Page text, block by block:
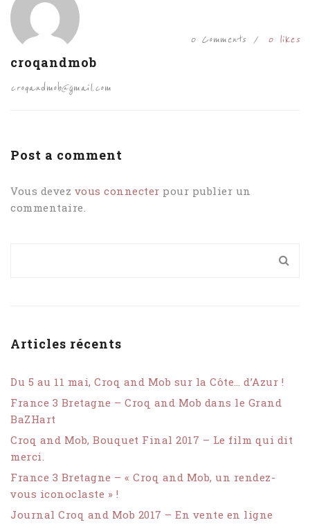
croqandmob
croqandmob@gmail.com
0 Comments 0likes
Post a comment
Vous devez vous connecter pour publier un
commentaire.
Articles récents
Du 5 au 11 mai, Croq and Mob sur la Côte… d’Azur !
France 3 Bretagne – Croq and Mob dans le Grand
BaZHart
Croq and Mob, Bouquet Final 2017 – Le film qui dit
merci.
France 3 Bretagne – « Croq and Mob, un rendez-
vous iconoclaste » !
Journal Croq and Mob 2017 – En vente en ligne